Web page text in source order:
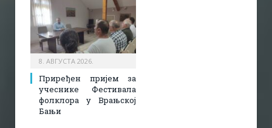
8. АВГУСТА 2026.
Приређен пријем за
учеснике Фестивала
фолклора у Врањској
Бањи